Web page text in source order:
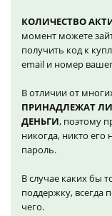
КОЛИЧЕСТВО
момент можете
получить код к
email и номер
В отличии от
ПРИНАДЛЕЖАТ
ДЕНЬГИ, поэтому
никогда, никто его
пароль.
В случае каких бы
поддержку,
чего.